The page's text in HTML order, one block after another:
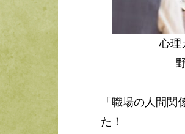
心理
「職場の人間関
た！